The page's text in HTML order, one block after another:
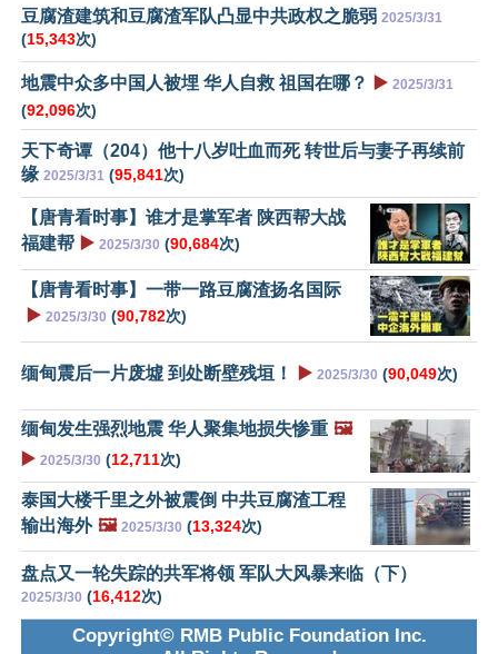
豆腐渣建筑和豆腐渣军队凸显中共政权之脆弱 2025/3/31
(15,343次)
地震中众多中国人被埋 华人自救 祖国在哪？ ▶️ 2025/3/31
(92,096次)
天下奇谭（204）他十八岁吐血而死 转世后与妻子再续前
缘 2025/3/31 (95,841次)
【唐青看时事】谁才是掌军者 陕西帮大战
福建帮 ▶️ 2025/3/30 (90,684次)
【唐青看时事】一带一路豆腐渣扬名国际
▶️ 2025/3/30 (90,782次)
缅甸震后一片废墟 到处断壁残垣！ ▶️ 2025/3/30 (90,049次)
缅甸发生强烈地震 华人聚集地损失惨重 🖼️
▶️ 2025/3/30 (12,711次)
泰国大楼千里之外被震倒 中共豆腐渣工程
输出海外 🖼️ 2025/3/30 (13,324次)
盘点又一轮失踪的共军将领 军队大风暴来临（下）
2025/3/30 (16,412次)
Copyright© RMB Public Foundation Inc.